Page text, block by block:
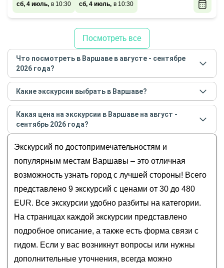
сб, 4 июль, в 10:30 сб, 4 июль, в 10:30
Посмотреть все
Что посмотреть в Варшаве в августе - сентябре
2026 года?
Самые популярные местав Варшавев августе -
сентябре 2026года:
Обзорные
История и архитектура
Музеи и искусство
Гастрономические
Для детей
Какие экскурсии выбрать в Варшаве?
Самые популярные экскурсиив Варшавев
августе - сентябре 2026года:
Свидание с Варшавой каждый день
По улицам прекрасной Варшавы
Личное свидание с Варшавой
Автопешеходная прогулка по Варшаве
Какая цена на экскурсии в Варшаве на август -
сентябрь 2026 года?
сентябрь 2026года от 30до 480 EUR
Экскурсий по достопримечательностям и
популярным местам Варшавы – это отличная
возможность узнать город с лучшей стороны! Всего
представлено 9 экскурсий с ценами от 30 до 480
EUR. Все экскурсии удобно разбиты на категории.
На страницах каждой экскурсии представлено
подробное описание, а также есть форма связи с
гидом. Если у вас возникнут вопросы или нужны
дополнительные уточнения, всегда можно